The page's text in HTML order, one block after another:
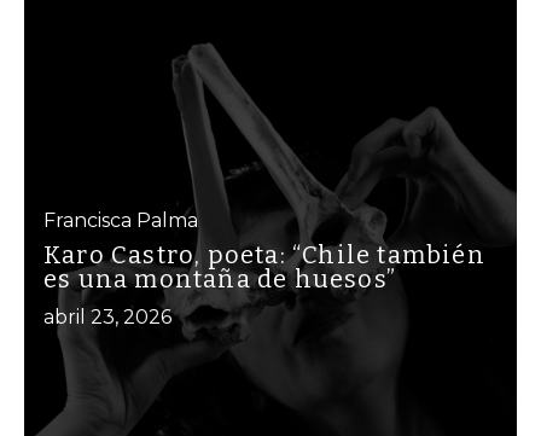
Francisca Palma
Karo Castro, poeta: “Chile también
es una montaña de huesos”
abril 23, 2026